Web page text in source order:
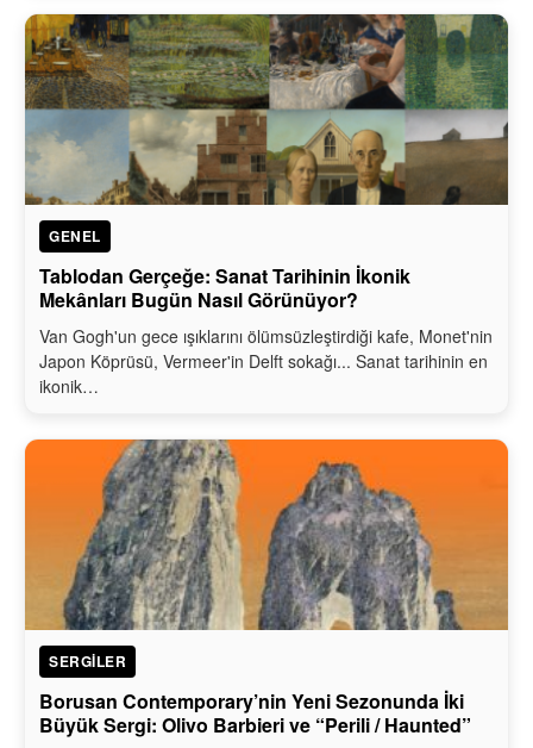
GENEL
Tablodan Gerçeğe: Sanat Tarihinin İkonik
Mekânları Bugün Nasıl Görünüyor?
Van Gogh'un gece ışıklarını ölümsüzleştirdiği kafe, Monet'nin
Japon Köprüsü, Vermeer'in Delft sokağı... Sanat tarihinin en
ikonik…
SERGILER
Borusan Contemporary’nin Yeni Sezonunda İki
Büyük Sergi: Olivo Barbieri ve “Perili / Haunted”